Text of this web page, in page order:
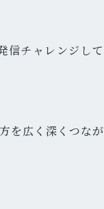
信チャレンジして
を広く深くつなが